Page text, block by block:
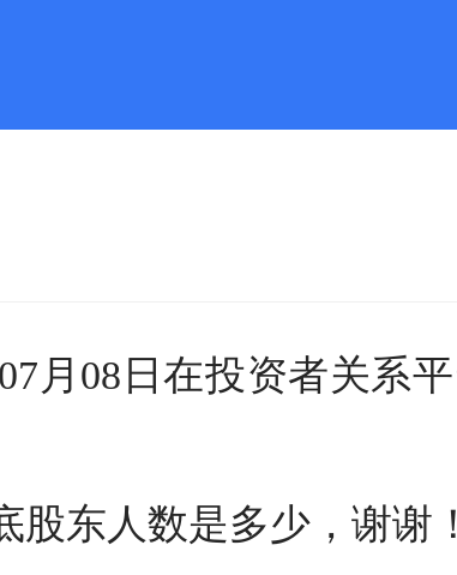
月08日在投资者关系
东人数是多少，谢谢！